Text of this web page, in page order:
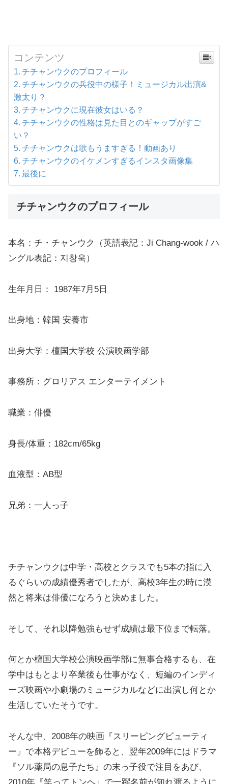
コンテンツ
チチャンウクのプロフィール
チチャンウクの兵役中の様子！ミュージカル出演&
激太り？
チチャンウクに現在彼女はいる？
チチャンウクの性格は見た目とのギャップがすご
い？
チチャンウクは歌もうますぎる！動画あり
チチャンウクのイケメンすぎるインスタ画像集
最後に
チチャンウクのプロフィール
本名：チ・チャンウク（英語表記：Ji Chang-wook / ハ
ングル表記：지창욱）
生年月日： 1987年7月5日
出身地：韓国 安養市
出身大学：檀国大学校 公演映画学部
事務所：グロリアス エンターテイメント
職業：俳優
身長/体重：182cm/65kg
血液型：AB型
兄弟：一人っ子
チチャンウクは中学・高校とクラスでも5本の指に入
るぐらいの成績優秀者でしたが、高校3年生の時に漠
然と将来は俳優になろうと決めました。
そして、それ以降勉強もせず成績は最下位まで転落。
何とか檀国大学校公演映画学部に無事合格するも、在
学中はもとより卒業後も仕事がなく、短編のインディ
ーズ映画や小劇場のミュージカルなどに出演し何とか
生活していたそうです。
そんな中、2008年の映画『スリーピングビューティ
ー』で本格デビューを飾ると、翌年2009年にはドラマ
『ソル薬局の息子たち』の末っ子役で注目をあび、